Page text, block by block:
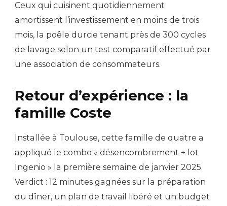
Ceux qui cuisinent quotidiennement
amortissent l’investissement en moins de trois
mois, la poêle durcie tenant près de 300 cycles
de lavage selon un test comparatif effectué par
une association de consommateurs.
Retour d’expérience : la
famille Coste
Installée à Toulouse, cette famille de quatre a
appliqué le combo « désencombrement + lot
Ingenio » la première semaine de janvier 2025.
Verdict : 12 minutes gagnées sur la préparation
du dîner, un plan de travail libéré et un budget